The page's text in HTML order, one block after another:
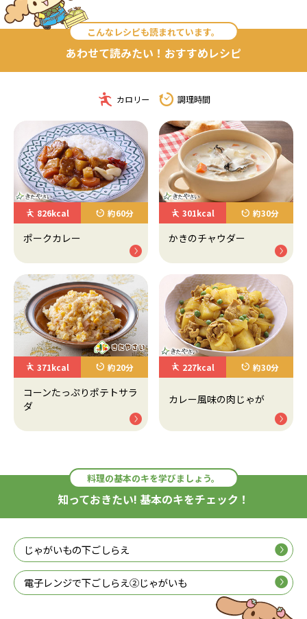
こんなレシピも読まれています。
あわせて読みたい！おすすめレシピ
カロリー 調理時間
826kcal 約60分
ポークカレー
301kcal 約30分
かきのチャウダー
371kcal 約20分
コーンたっぷりポテトサラ
ダ
227kcal 約30分
カレー風味の肉じゃが
料理の基本のキを学びましょう。
知っておきたい! 基本のキをチェック！
じゃがいもの下ごしらえ
電子レンジで下ごしらえ②じゃがいも